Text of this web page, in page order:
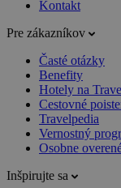
Kontakt
Pre zákazníkov
Časté otázky
Benefity
Hotely na
Cestovné
Travelpedia
Vernostný
Osobne
Inšpirujte sa